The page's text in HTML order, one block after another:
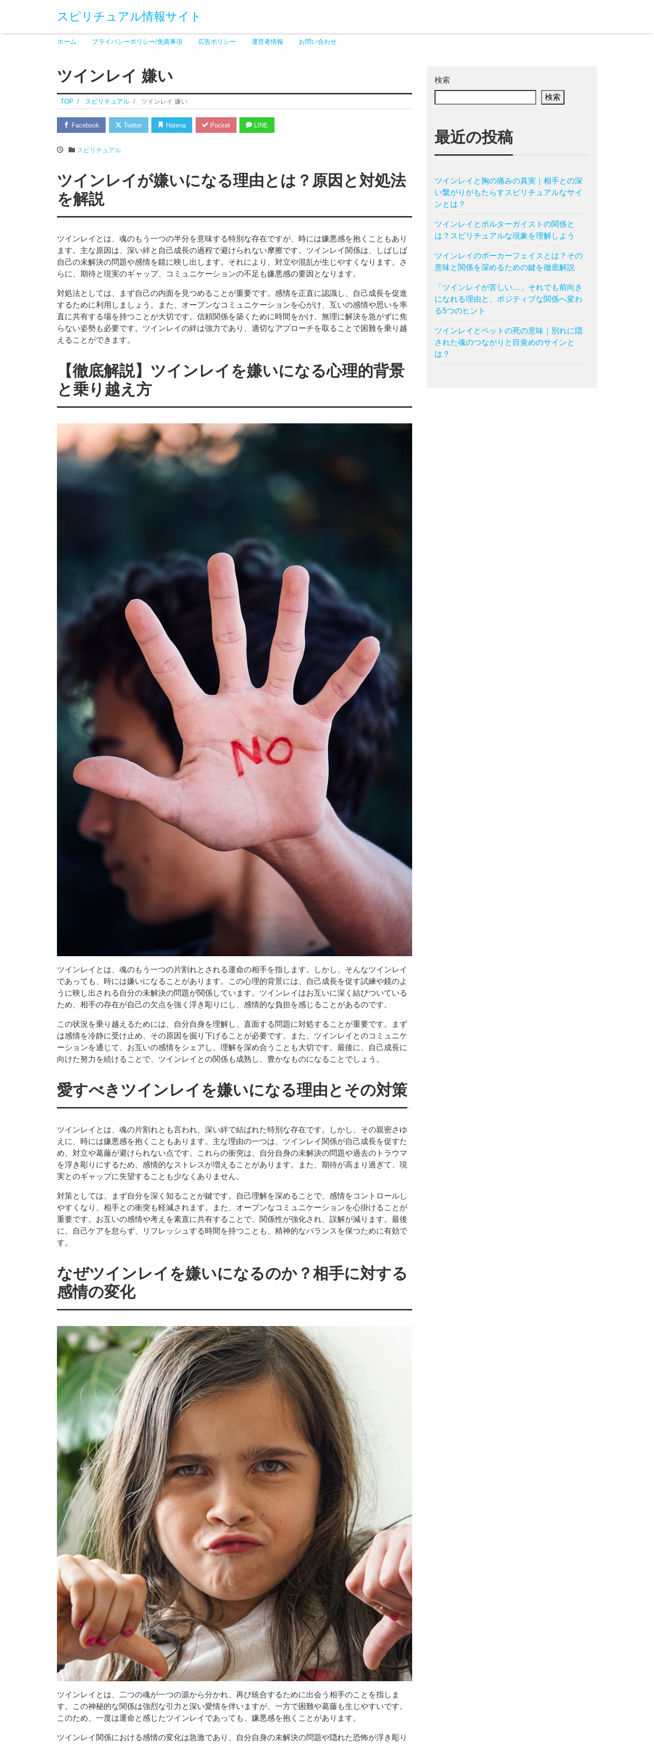
スピリチュアル情報サイト
ホーム プライバシーポリシー/免責事項 広告ポリシー 運営者情報 お問い合わせ
ツインレイ 嫌い
TOP スピリチュアル ツインレイ 嫌い
Facebook Twitter Hatena Pocket LINE
スピリチュアル
ツインレイが嫌いになる理由とは？原因と対処法
を解説
ツインレイとは、魂のもう一つの半分を意味する特別な存在ですが、時には嫌悪感を抱くこともあり
ます。主な原因は、深い絆と自己成長の過程で避けられない摩擦です。ツインレイ関係は、しばしば
自己の未解決の問題や感情を鏡に映し出します。それにより、対立や混乱が生じやすくなります。さ
らに、期待と現実のギャップ、コミュニケーションの不足も嫌悪感の要因となります。
対処法としては、まず自己の内面を見つめることが重要です。感情を正直に認識し、自己成長を促進
するために利用しましょう。また、オープンなコミュニケーションを心がけ、互いの感情や思いを率
直に共有する場を持つことが大切です。信頼関係を築くために時間をかけ、無理に解決を急がずに焦
らない姿勢も必要です。ツインレイの絆は強力であり、適切なアプローチを取ることで困難を乗り越
えることができます。
【徹底解説】ツインレイを嫌いになる心理的背景
と乗り越え方
ツインレイとは、魂のもう一つの片割れとされる運命の相手を指します。しかし、そんなツインレイ
であっても、時には嫌いになることがあります。この心理的背景には、自己成長を促す試練や鏡のよ
うに映し出される自分の未解決の問題が関係しています。ツインレイはお互いに深く結びついている
ため、相手の存在が自己の欠点を強く浮き彫りにし、感情的な負担を感じることがあるのです。
この状況を乗り越えるためには、自分自身を理解し、直面する問題に対処することが重要です。まず
は感情を冷静に受け止め、その原因を掘り下げることが必要です。また、ツインレイとのコミュニケ
ーションを通じて、お互いの感情をシェアし、理解を深め合うことも大切です。最後に、自己成長に
向けた努力を続けることで、ツインレイとの関係も成熟し、豊かなものになることでしょう。
愛すべきツインレイを嫌いになる理由とその対策
ツインレイとは、魂の片割れとも言われ、深い絆で結ばれた特別な存在です。しかし、その親密さゆ
えに、時には嫌悪感を抱くこともあります。主な理由の一つは、ツインレイ関係が自己成長を促すた
め、対立や葛藤が避けられない点です。これらの衝突は、自分自身の未解決の問題や過去のトラウマ
を浮き彫りにするため、感情的なストレスが増えることがあります。また、期待が高まり過ぎて、現
実とのギャップに失望することも少なくありません。
対策としては、まず自分を深く知ることが鍵です。自己理解を深めることで、感情をコントロールし
やすくなり、相手との衝突も軽減されます。また、オープンなコミュニケーションを心掛けることが
重要です。お互いの感情や考えを素直に共有することで、関係性が強化され、誤解が減ります。最後
に、自己ケアを怠らず、リフレッシュする時間を持つことも、精神的なバランスを保つために有効で
す。
なぜツインレイを嫌いになるのか？相手に対する
感情の変化
ツインレイとは、二つの魂が一つの源から分かれ、再び統合するために出会う相手のことを指しま
す。この神秘的な関係は強烈な引力と深い愛情を伴いますが、一方で困難や葛藤も生じやすいです。
このため、一度は運命と感じたツインレイであっても、嫌悪感を抱くことがあります。
ツインレイ関係における感情の変化は急激であり、自分自身の未解決の問題や隠れた恐怖が浮き彫り
検索
検索
最近の投稿
ツインレイと胸の痛みの真実｜相手との深
い繋がりがもたらすスピリチュアルなサイ
ンとは？
ツインレイとポルターガイストの関係と
は？スピリチュアルな現象を理解しよう
ツインレイのポーカーフェイスとは？その
意味と関係を深めるための鍵を徹底解説
「ツインレイが苦しい…」それでも前向き
になれる理由と、ポジティブな関係へ変わ
る5つのヒント
ツインレイとペットの死の意味｜別れに隠
された魂のつながりと目覚めのサインと
は？